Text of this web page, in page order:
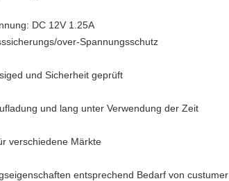
DC 12V 1.25A
over-Spannungsschutz
und Sicherheit geprüft
und lang unter Verwendung der Zeit
verschiedene Märkte
entsprechend Bedarf von custumer